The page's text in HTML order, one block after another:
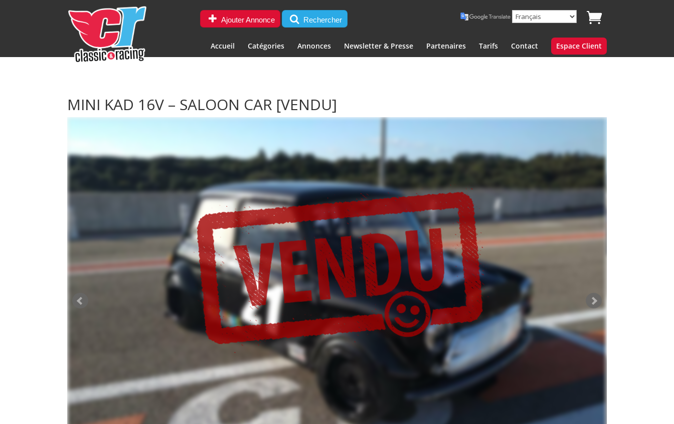
Ajouter Annonce Rechercher
Accueil Catégories Annonces Newsletter & Presse Partenaires Tarifs Contact Espace Client
MINI KAD 16V – SALOON CAR [VENDU]